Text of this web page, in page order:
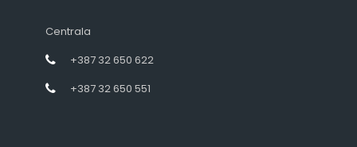
Centrala
+387 32 650 622
+387 32 650 551